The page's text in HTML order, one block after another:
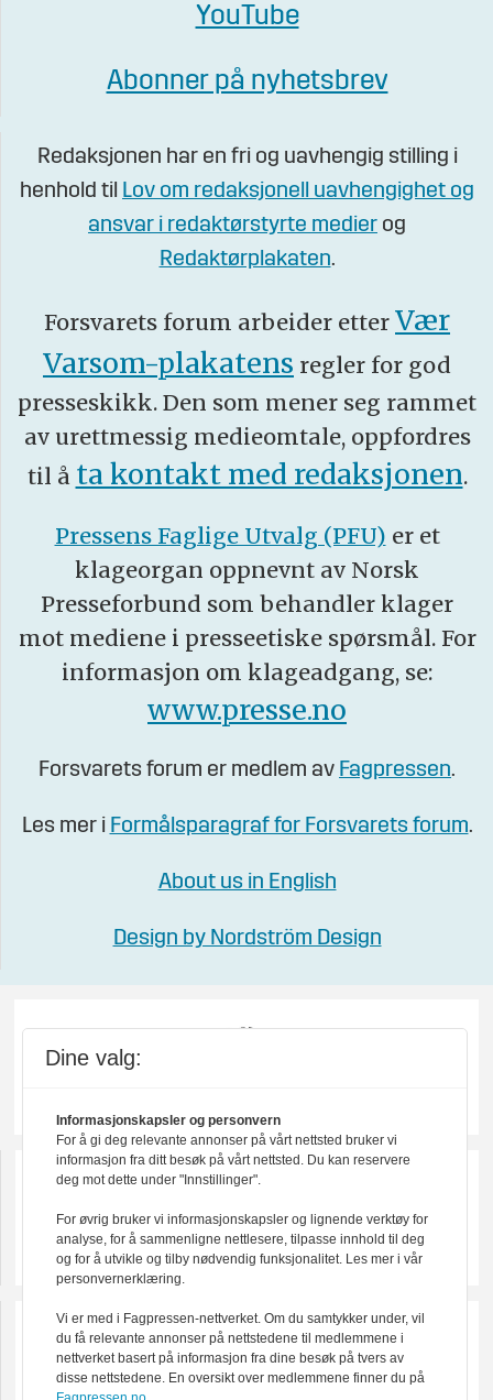
YouTube
Abonner på nyhetsbrev
Redaksjonen har en fri og uavhengig stilling i
henhold til Lov om redaksjonell uavhengighet og
ansvar i redaktørstyrte medier og
Redaktørplakaten.
Forsvarets forum arbeider etter Vær
Varsom-plakatens regler for god
presseskikk. Den som mener seg rammet
av urettmessig medieomtale, oppfordres
til å ta kontakt med redaksjonen.
Pressens Faglige Utvalg (PFU) er et
klageorgan oppnevnt av Norsk
Presseforbund som behandler klager
mot mediene i presseetiske spørsmål. For
informasjon om klageadgang, se:
www.presse.no
Forsvarets forum er medlem av Fagpressen.
Les mer i Formålsparagraf for Forsvarets forum.
About us in English
Design by Nordström Design
Dine valg:
Informasjonskapsler og personvern
For å gi deg relevante annonser på vårt nettsted bruker vi
informasjon fra ditt besøk på vårt nettsted. Du kan reservere
deg mot dette under "Innstillinger".
For øvrig bruker vi informasjonskapsler og lignende verktøy for
analyse, for å sammenligne nettlesere, tilpasse innhold til deg
og for å utvikle og tilby nødvendig funksjonalitet. Les mer i vår
personvernerklæring.
Vi er med i Fagpressen-nettverket. Om du samtykker under, vil
du få relevante annonser på nettstedene til medlemmene i
nettverket basert på informasjon fra dine besøk på tvers av
disse nettstedene. En oversikt over medlemmene finner du på